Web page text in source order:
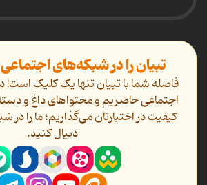
تبیان را در شبکه‌های
فاصله شما با تبیان تنها یک کلیک
اجتماعی حاضریم و محتواهای داغ و دسته
کیفیت در اختیارتان می‌گذاریم؛ ما را در
دنیال کنید.